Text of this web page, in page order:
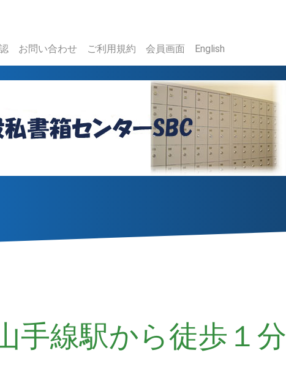
お問い合わせ ご利用規約 会員画面 English
手線駅から徒歩１分